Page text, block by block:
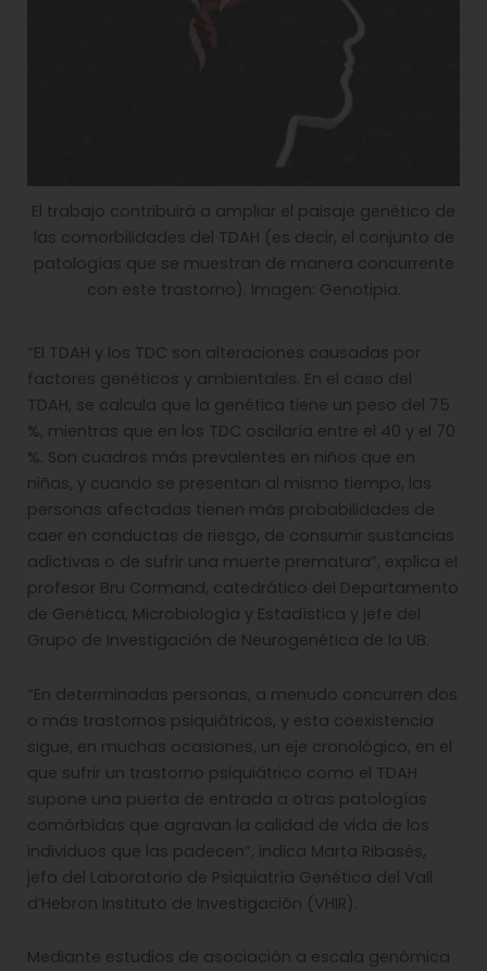
El trabajo contribuirá a ampliar el paisaje genético de
las comorbilidades del TDAH (es decir, el conjunto de
patologías que se muestran de manera concurrente
con este trastorno). Imagen: Genotipia.
“El TDAH y los TDC son alteraciones causadas por
factores genéticos y ambientales. En el caso del
TDAH, se calcula que la genética tiene un peso del 75
%, mientras que en los TDC oscilaría entre el 40 y el 70
%. Son cuadros más prevalentes en niños que en
niñas, y cuando se presentan al mismo tiempo, las
personas afectadas tienen más probabilidades de
caer en conductas de riesgo, de consumir sustancias
adictivas o de sufrir una muerte prematura”, explica el
profesor Bru Cormand, catedrático del Departamento
de Genética, Microbiología y Estadística y jefe del
Grupo de Investigación de Neurogenética de la UB.
“En determinadas personas, a menudo concurren dos
o más trastornos psiquiátricos, y esta coexistencia
sigue, en muchas ocasiones, un eje cronológico, en el
que sufrir un trastorno psiquiátrico como el TDAH
supone una puerta de entrada a otras patologías
comórbidas que agravan la calidad de vida de los
individuos que las padecen”, indica Marta Ribasés,
jefa del Laboratorio de Psiquiatría Genética del Vall
d’Hebron Instituto de Investigación (VHIR).
Mediante estudios de asociación a escala genómica